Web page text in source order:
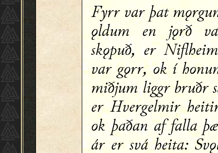
Fyrr var þat
ǫldum en jǫrð
skǫpuð, er
var gǫrr, ok í
miðjum liggr bruðr
er Hvergelmir
ok þaðan af falla
ár er svá heita: